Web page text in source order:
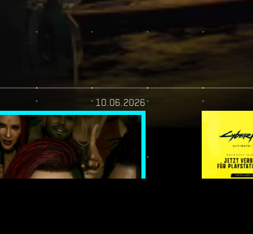
10.06.2026